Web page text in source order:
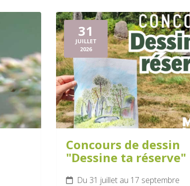
31
JUILLET
2026
Concours de dessin
"Dessine ta réserve"
Du 31 juillet au 17 septembre